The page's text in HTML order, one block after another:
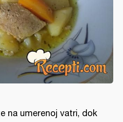
na umerenoj vatri, dok